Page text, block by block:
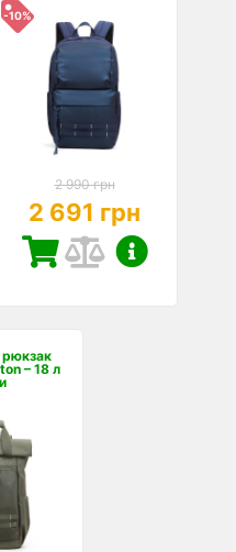
-10%
2 990 грн
2 691 грн
рюкзак
– 18 л